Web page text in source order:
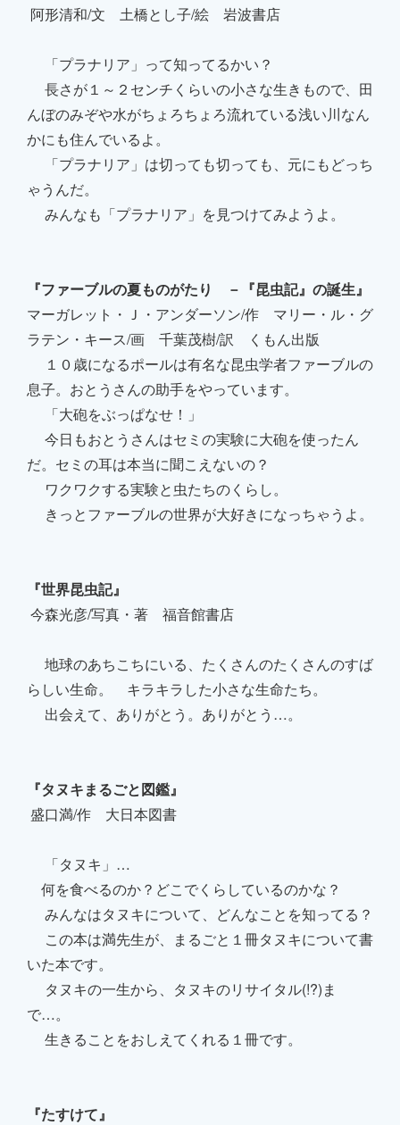
阿形清和/文 土橋とし子/絵 岩波書店
「プラナリア」って知ってるかい？
長さが１～２センチくらいの小さな生きもので、田
んぼのみぞや水がちょろちょろ流れている浅い川なん
かにも住んでいるよ。
「プラナリア」は切っても切っても、元にもどっち
ゃうんだ。
みんなも「プラナリア」を見つけてみようよ。
『ファーブルの夏ものがたり －『昆虫記』の誕生』
マーガレット・Ｊ・アンダーソン/作 マリー・ル・グ
ラテン・キース/画 千葉茂樹/訳 くもん出版
１０歳になるポールは有名な昆虫学者ファーブルの
息子。おとうさんの助手をやっています。
「大砲をぶっぱなせ！」
今日もおとうさんはセミの実験に大砲を使ったん
だ。セミの耳は本当に聞こえないの？
ワクワクする実験と虫たちのくらし。
きっとファーブルの世界が大好きになっちゃうよ。
『世界昆虫記』
今森光彦/写真・著 福音館書店
地球のあちこちにいる、たくさんのたくさんのすば
らしい生命。 キラキラした小さな生命たち。
出会えて、ありがとう。ありがとう…。
『タヌキまるごと図鑑』
盛口満/作 大日本図書
「タヌキ」…
何を食べるのか？どこでくらしているのかな？
みんなはタヌキについて、どんなことを知ってる？
この本は満先生が、まるごと１冊タヌキについて書
いた本です。
タヌキの一生から、タヌキのリサイタル(!?)ま
で…。
生きることをおしえてくれる１冊です。
『たすけて』